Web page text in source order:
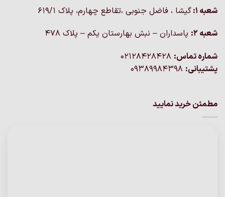
شعبه 1:
گيشا ، فاضل جنوبی ،تقاطع چهارم، پلاک 619/1
شعبه 2:
پاسداران – نبش بهارستان یکم – پلاک ۴۷۸
شماره تماس:
پشتیبانی:
مطمئن خرید نمایید